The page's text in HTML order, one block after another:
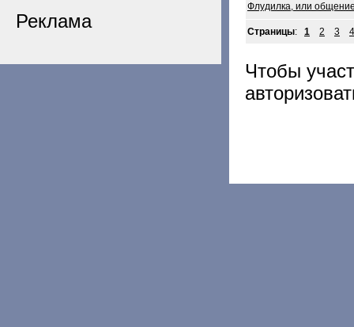
Реклама
Флудилка, или
Страницы: 1 2 3 4
Чтобы